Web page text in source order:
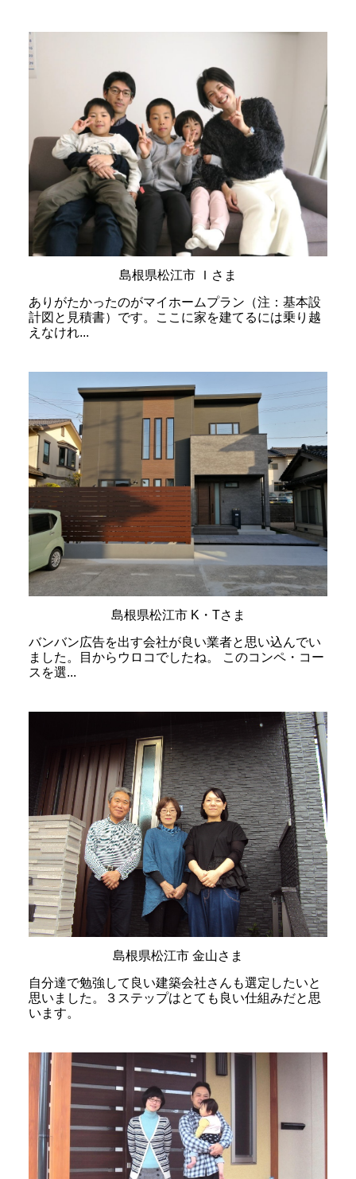
島根県松江市 Ｉさま
ありがたかったのがマイホームプラン（注：基本設
計図と見積書）です。ここに家を建てるには乗り越
えなけれ...
島根県松江市 K・Tさま
バンバン広告を出す会社が良い業者と思い込んでい
ました。目からウロコでしたね。 このコンペ・コー
スを選...
島根県松江市 金山さま
自分達で勉強して良い建築会社さんも選定したいと
思いました。３ステップはとても良い仕組みだと思
います。